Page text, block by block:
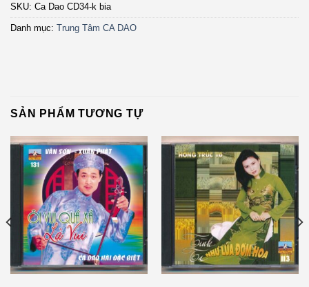
SKU: Ca Dao CD34-k bia
Danh mục: Trung Tâm CA DAO
SẢN PHẨM TƯƠNG TỰ